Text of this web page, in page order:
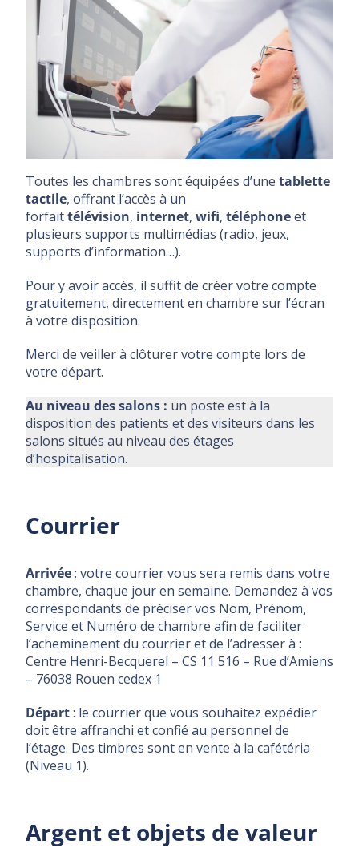
Toutes les chambres sont équipées d’une tablette
tactile, offrant l’accès à un
forfaittélévision, internet, wifi, téléphoneet
plusieurs supports multimédias (radio, jeux,
supports d’information…).
Pour y avoir accès, il suffit de créer votre compte
gratuitement, directement en chambre sur l’écran
à votre disposition.
Merci de veiller à clôturer votre compte lors de
votre départ.
Au niveau des salons : un poste est à la
disposition des patients et des visiteurs dans les
salons situés au niveau des étages
d’hospitalisation.
Courrier
Arrivée: votre courrier vous sera remis dans votre
chambre, chaque jour en semaine. Demandez à vos
correspondants de préciser vos Nom, Prénom,
Service et Numéro de chambre afin de faciliter
l’acheminement du courrier et de l’adresser à :
Centre Henri-Becquerel – CS 11 516 – Rue d’Amiens
– 76038 Rouen cedex 1
Départ: le courrier que vous souhaitez expédier
doit être affranchi et confié au personnel de
l’étage. Des timbres sont en vente à la cafétéria
(Niveau 1).
Argent et objets de valeur